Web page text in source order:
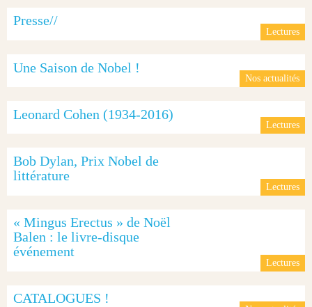
Lectures
Presse//
Nos actualités
Une Saison de Nobel !
Lectures
Leonard Cohen (1934-2016)
Lectures
Bob Dylan, Prix Nobel de
littérature
Lectures
« Mingus Erectus » de Noël
Balen : le livre-disque
événement
CATALOGUES !